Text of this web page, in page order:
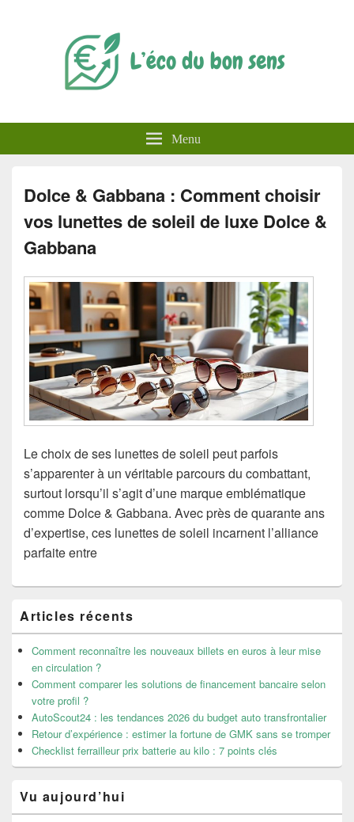
L'éco du bon sens
Menu
Dolce & Gabbana : Comment choisir
vos lunettes de soleil de luxe Dolce &
Gabbana
Le choix de ses lunettes de soleil peut parfois
s’apparenter à un véritable parcours du combattant,
surtout lorsqu’il s’agit d’une marque emblématique
comme Dolce & Gabbana. Avec près de quarante ans
d’expertise, ces lunettes de soleil incarnent l’alliance
parfaite entre
principale
de
widget
barre
latérale
Articles récents
Comment reconnaître les nouveaux billets en euros à leur mise
en circulation ?
Comment comparer les solutions de financement bancaire selon
votre profil ?
AutoScout24 : les tendances 2026 du budget auto transfrontalier
Retour d’expérience : estimer la fortune de GMK sans se tromper
Checklist ferrailleur prix batterie au kilo : 7 points clés
Vu aujourd’hui